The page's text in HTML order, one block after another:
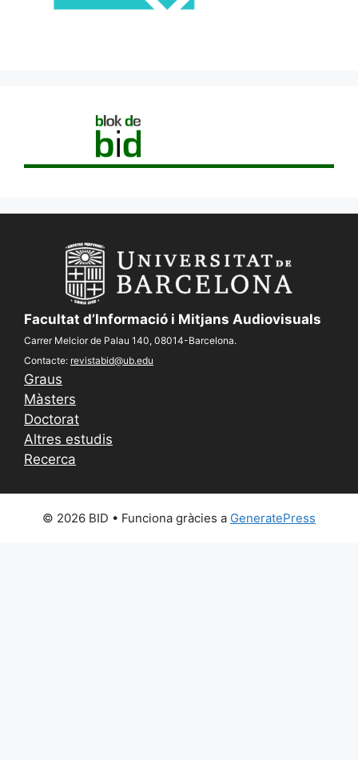
Facultat d’Informació i Mitjans Audiovisuals
Carrer Melcior de Palau 140, 08014-Barcelona.
Contacte: revistabid@ub.edu
Graus
Màsters
Doctorat
Altres estudis
Recerca
© 2026 BID • Funciona gràcies a GeneratePress